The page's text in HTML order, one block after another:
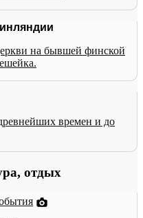
на бывшей финской
времен и до
отдых